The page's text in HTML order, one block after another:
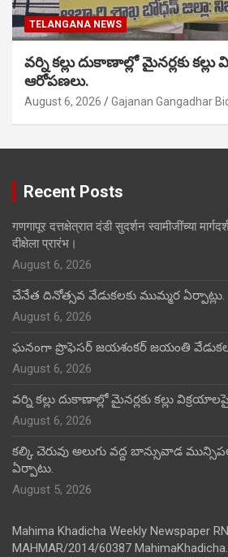
TELANGANA NEWS
వర్ని కల్లు దుకాణాల్లో మైనర్లకు
ఆరోపణలు.
August 6, 2026 Gajanan Gangadhar
Recent Posts
गणगापूर दत्तक्षेत्रात दंडी सुदर्शन स्वामीजींच्या
दीक्षेला प्रारंभ।
August 6, 2026
చేనేత దినోత్సవ వేడుకలకు ముమ్మర ఏర్పాట్లు.
August 6, 2026
ఘనంగా ప్రొఫెసర్ జయశంకర్ జయంతి
August 6, 2026
వర్ని కల్లు దుకాణాల్లో మైనర్లకు కల్లు
August 6, 2026
కల్కి చెరువు అలుగు వద్ద బాన్సువాడ
ఏర్పాటు.
August 5, 2026
Mahima Khadicha Weekly Newspaper
MAHMAR/2014/60387